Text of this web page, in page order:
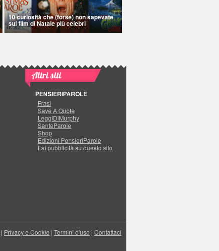
10 curiosità che (forse) non sapevate
sui film di Natale più celebri
Altri siti
PENSIERIPAROLE
Frasi
Save A Quote
LeggiDiMurphy
SanteParole
Shop
Edizioni PensieriParole
Fai pubblicità su questo sito
| Privacy e Cookie | Termini d'uso | Contattaci